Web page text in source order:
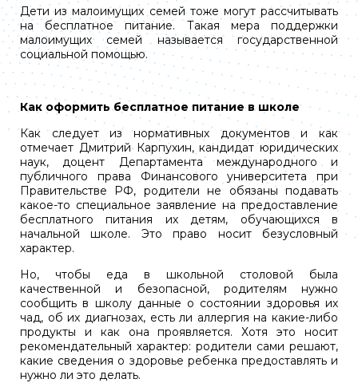
Дети из малоимущих семей тоже могут рассчитывать
на бесплатное питание. Такая мера поддержки
малоимущих семей называется государственной
социальной помощью.
Как оформить бесплатное питание в школе
Как следует из нормативных документов и как
отмечает Дмитрий Карпухин, кандидат юридических
наук, доцент Департамента международного и
публичного права Финансового университета при
Правительстве РФ, родители не обязаны подавать
какое-то специальное заявление на предоставление
бесплатного питания их детям, обучающихся в
начальной школе. Это право носит безусловный
характер.
Но, чтобы еда в школьной столовой была
качественной и безопасной, родителям нужно
сообщить в школу данные о состоянии здоровья их
чад, об их диагнозах, есть ли аллергия на какие-либо
продукты и как она проявляется. Хотя это носит
рекомендательный характер: родители сами решают,
какие сведения о здоровье ребенка предоставлять и
нужно ли это делать.